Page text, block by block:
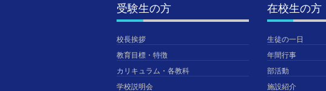
受験生の方
校長挨拶
教育目標・特徴
カリキュラム・各教科
学校説明会
在校生の方
生徒の一日
年間行事
部活動
施設紹介